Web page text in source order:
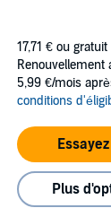
17,71 € ou gratuit
Renouvellement
5,99 €/mois
conditions
Plus